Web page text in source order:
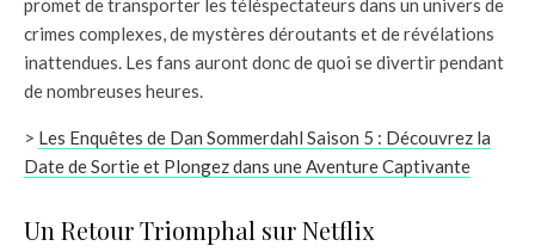
promet de transporter les téléspectateurs dans un univers de
crimes complexes, de mystères déroutants et de révélations
inattendues. Les fans auront donc de quoi se divertir pendant
de nombreuses heures.
> Les Enquêtes de Dan Sommerdahl Saison 5 : Découvrez la
Date de Sortie et Plongez dans une Aventure Captivante
Un Retour Triomphal sur Netflix